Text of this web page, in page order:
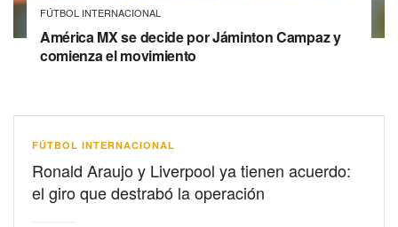
FÚTBOL INTERNACIONAL
América MX se decide por Jáminton Campaz y
comienza el movimiento
FÚTBOL INTERNACIONAL
Ronald Araujo y Liverpool ya tienen acuerdo:
el giro que destrabó la operación